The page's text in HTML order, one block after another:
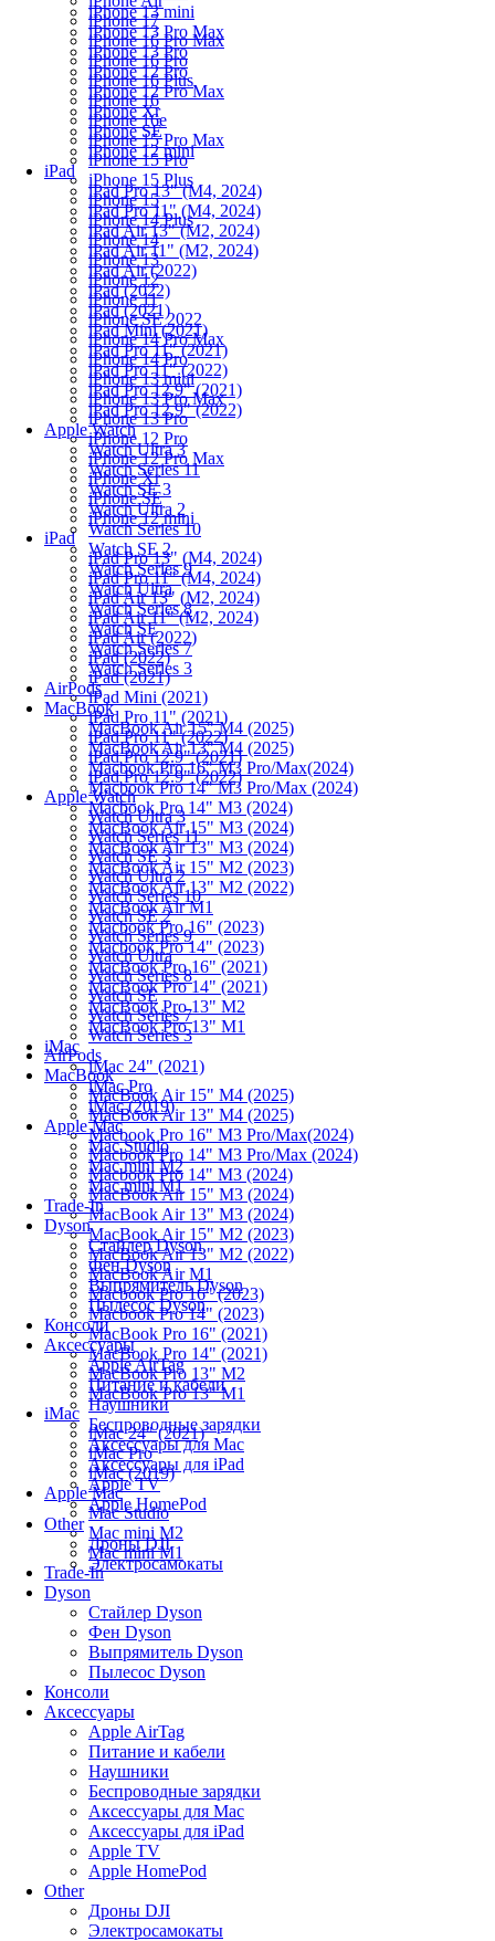
iPhone 13 mini
iPhone 13 Pro Max
iPhone 13 Pro
iPhone 12 Pro
iPhone 12 Pro Max
iPhone Xr
iPhone SE
iPhone 12 mini
iPad
iPad Pro 13" (M4, 2024)
iPad Pro 11" (M4, 2024)
iPad Air 13" (M2, 2024)
iPad Air 11" (M2, 2024)
iPad Air (2022)
iPad (2022)
iPad (2021)
iPad Mini (2021)
iPad Pro 11" (2021)
iPad Pro 11" (2022)
iPad Pro 12.9" (2021)
iPad Pro 12.9" (2022)
Apple Watch
Watch Ultra 3
Watch Series 11
Watch SE 3
Watch Ultra 2
Watch Series 10
Watch SE 2
Watch Series 9
Watch Ultra
Watch Series 8
Watch SE
Watch Series 7
Watch Series 3
AirPods
MacBook
MacBook Air 15" M4 (2025)
MacBook Air 13" M4 (2025)
Macbook Pro 16" M3 Pro/Max(2024)
Macbook Pro 14" M3 Pro/Max (2024)
Macbook Pro 14" M3 (2024)
MacBook Air 15" M3 (2024)
MacBook Air 13" M3 (2024)
MacBook Air 15" M2 (2023)
MacBook Air 13" M2 (2022)
MacBook Air M1
Macbook Pro 16" (2023)
Macbook Pro 14" (2023)
MacBook Pro 16" (2021)
MacBook Pro 14" (2021)
MacBook Pro 13" M2
MacBook Pro 13" M1
iMac
iMac 24" (2021)
iMac Pro
iMac (2019)
Apple Mac
Mac Studio
Mac mini M2
Mac mini M1
Trade-In
Dyson
Стайлер Dyson
Фен Dyson
Выпрямитель Dyson
Пылесос Dyson
Консоли
Аксессуары
Apple AirTag
Питание и кабели
Наушники
Беспроводные зарядки
Аксессуары для Mac
Аксессуары для iPad
Apple TV
Apple HomePod
Other
Дроны DJI
Электросамокаты
iPhone 17
iPhone 16 Pro Max
iPhone 16 Pro
iPhone 16 Plus
iPhone 16
iPhone 16e
iPhone 15 Pro Max
iPhone 15 Pro
iPhone 15 Plus
iPhone 15
iPhone 14 Plus
iPhone 14
iPhone 13
iPhone 12
iPhone 11
iPhone SE 2022
iPhone 14 Pro Max
iPhone 14 Pro
iPhone 13 mini
iPhone 13 Pro Max
iPhone 13 Pro
iPhone 12 Pro
iPhone 12 Pro Max
iPhone Xr
iPhone SE
iPhone 12 mini
iPad
iPad Pro 13" (M4, 2024)
iPad Pro 11" (M4, 2024)
iPad Air 13" (M2, 2024)
iPad Air 11" (M2, 2024)
iPad Air (2022)
iPad (2022)
iPad (2021)
iPad Mini (2021)
iPad Pro 11" (2021)
iPad Pro 11" (2022)
iPad Pro 12.9" (2021)
iPad Pro 12.9" (2022)
Apple Watch
Watch Ultra 3
Watch Series 11
Watch SE 3
Watch Ultra 2
Watch Series 10
Watch SE 2
Watch Series 9
Watch Ultra
Watch Series 8
Watch SE
Watch Series 7
Watch Series 3
AirPods
MacBook
MacBook Air 15" M4 (2025)
MacBook Air 13" M4 (2025)
Macbook Pro 16" M3 Pro/Max(2024)
Macbook Pro 14" M3 Pro/Max (2024)
Macbook Pro 14" M3 (2024)
MacBook Air 15" M3 (2024)
MacBook Air 13" M3 (2024)
MacBook Air 15" M2 (2023)
MacBook Air 13" M2 (2022)
MacBook Air M1
Macbook Pro 16" (2023)
Macbook Pro 14" (2023)
MacBook Pro 16" (2021)
MacBook Pro 14" (2021)
MacBook Pro 13" M2
MacBook Pro 13" M1
iMac
iMac 24" (2021)
iMac Pro
iMac (2019)
Apple Mac
Mac Studio
Mac mini M2
Mac mini M1
Trade-In
Dyson
Стайлер Dyson
Фен Dyson
Выпрямитель Dyson
Пылесос Dyson
Консоли
Аксессуары
Apple AirTag
Питание и кабели
Наушники
Беспроводные зарядки
Аксессуары для Mac
Аксессуары для iPad
Apple TV
Apple HomePod
Other
Дроны DJI
Электросамокаты